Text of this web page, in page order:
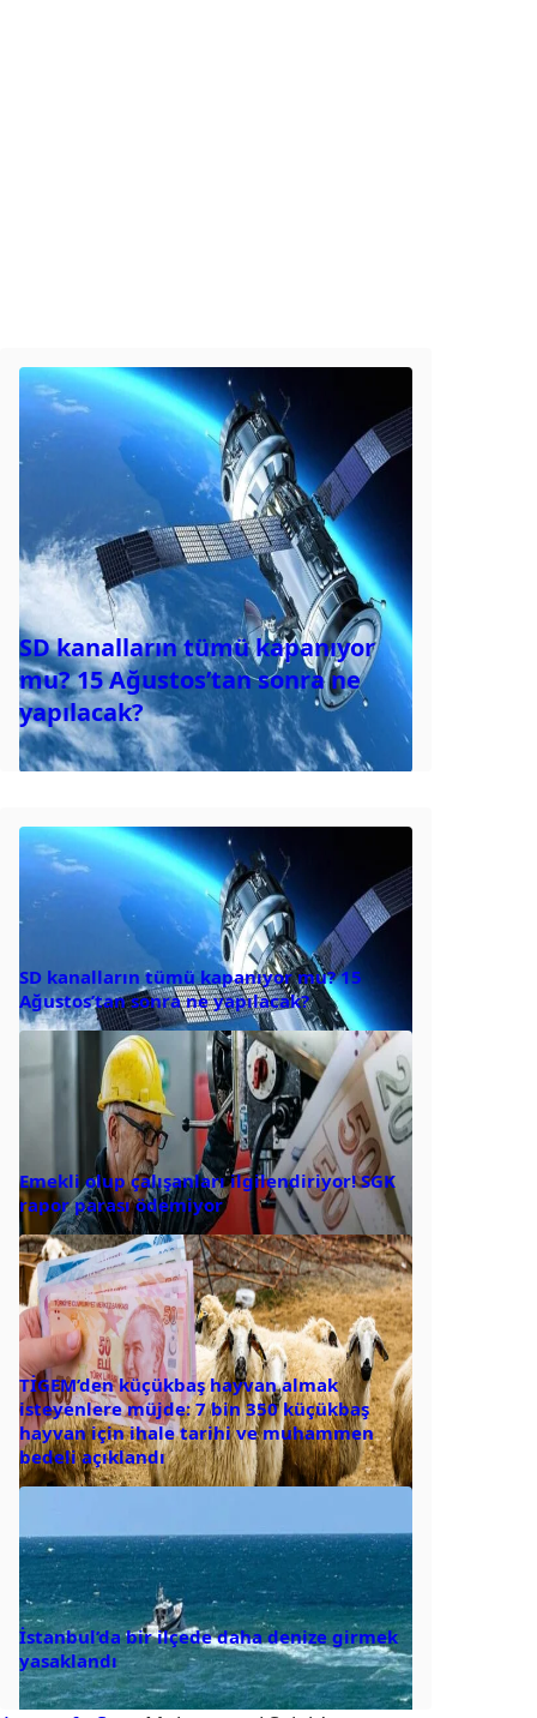
SD kanalların tümü kapanıyor
mu? 15 Ağustos’tan sonra ne
yapılacak?
SD kanalların tümü kapanıyor mu? 15
Ağustos’tan sonra ne yapılacak?
Emekli olup çalışanları ilgilendiriyor! SGK
rapor parası ödemiyor
TİGEM’den küçükbaş hayvan almak
isteyenlere müjde: 7 bin 350 küçükbaş
hayvan için ihale tarihi ve muhammen
bedeli açıklandı
İstanbul’da bir ilçede daha denize girmek
yasaklandı